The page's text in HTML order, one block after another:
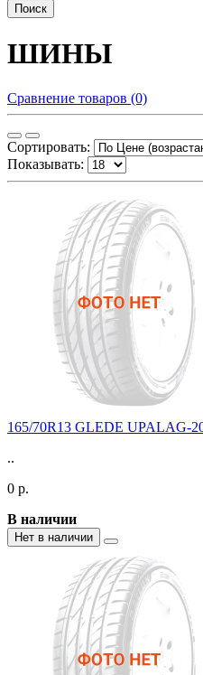
Поиск
ШИНЫ
Сравнение товаров (0)
Сортировать:
Показывать:
165/70R13 GLEDE UPALAG-
..
0 р.
В наличии
Нет в наличии